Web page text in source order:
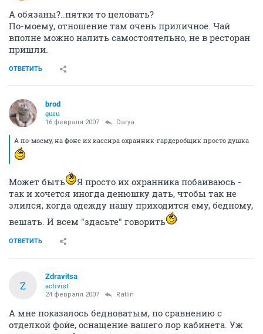
А обязаны?..пятки то целовать?
По-моему, отношение там очень приличное. Чай
вполне можно налить самостоятельно, не в ресторан
пришли.
ОТВЕТИТЬ
brod
guru
16 февраля 2007 Darya
А по-моему, на фоне их кассира охранник-гардеробщик просто душка
Может быть
Я просто их охранника побаиваюсь -
так и хочется иногда денюшку дать, чтобы так не
злился, когда одежду нашу приходится ему, бедному,
вешать. И всем "здасьте" говорить
ОТВЕТИТЬ
Z
Zdravitsa
activist
24 февраля 2007 Ratlin
А мне показалось бедноватым, по сравнению с
отделкой фойе, оснащение вашего лор кабинета. Уж